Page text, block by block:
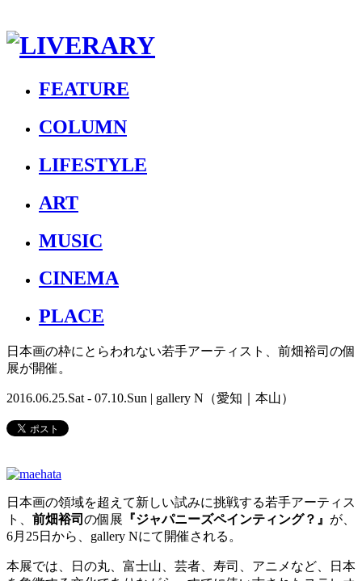
FEATURE
COLUMN
LIFESTYLE
ART
MUSIC
CINEMA
PLACE
日本画の枠にとらわれない若手アーティスト、前畑裕司の個
展が開催。
2016.06.25.Sat - 07.10.Sun | gallery N（愛知｜本山）
日本画の領域を超えて新しい試みに挑戦する若手アーティス
ト、 前畑裕司 の個展 『ジャパニーズペインティング？』 が、
6月25日から、gallery Nにて開催される。
本展では、日の丸、富士山、芸者、寿司、アニメなど、日本